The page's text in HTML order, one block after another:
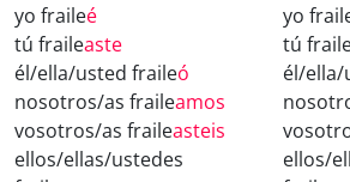
yo fraileé
tú fraileaste
él/ella/usted fraileó
nosotros/as fraileamos
vosotros/as fraileasteis
ellos/ellas/ustedes
yo
tú
él/ella/
ellos/